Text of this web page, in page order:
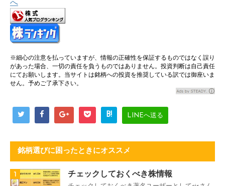
※細心の注意を払っていますが、情報の正確性を保証するものではなく誤り
があった場合、一切の責任を負うものではありません。投資判断は自己責任
にてお願いします。当サイトは銘柄への投資を推奨している訳では御座いま
せん。予めご了承下さい。
B! LINEへ送る
銘柄選びに困ったときにオススメ
1 チェックしておくべき株情報